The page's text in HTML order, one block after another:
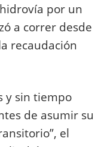
por un
a correr desde
recaudación
y sin tiempo
de asumir su
el